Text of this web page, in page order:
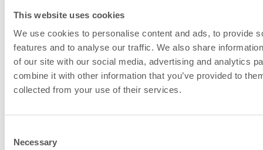
This website uses cookies
We use cookies to personalise content and ads, to provide
features and to analyse our traffic. We also share
of our site with our social media, advertising and analytics
combine it with other information that you’ve provided to
collected from your use of their services.
Selection
Necessary
Informations sur le
raccordement de la
cheminée et l'air de